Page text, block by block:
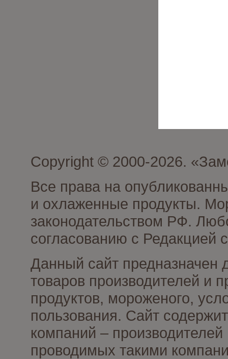
Copyright © 2000-2026.
Все права на
и охлаженные продукты.
законодательством РФ.
согласованию с Редакцией
Данный сайт предназначен
товаров производителей и
продуктов, мороженого,
пользования. Сайт
компаний –
проводимых такими